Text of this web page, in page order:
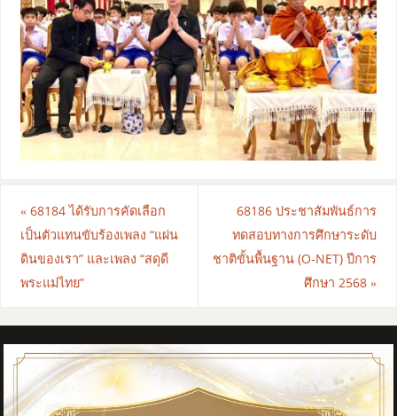
«68184 ได้รับการคัดเลือก
เป็นตัวแทนขับร้องเพลง “แผ่น
ดินของเรา” และเพลง “สดุดี
พระแม่ไทย”
68186 ประชาสัมพันธ์การ
ทดสอบทางการศึกษาระดับ
ชาติขั้นพื้นฐาน (O-NET) ปีการ
ศึกษา 2568»